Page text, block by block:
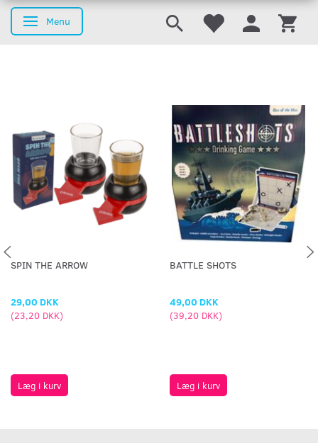
Skifte navigation
Menu
SPIN THE ARROW
29,00 DKK
(23,20 DKK)
Læg i kurv
BATTLE SHOTS
49,00 DKK
(39,20 DKK)
Læg i kurv